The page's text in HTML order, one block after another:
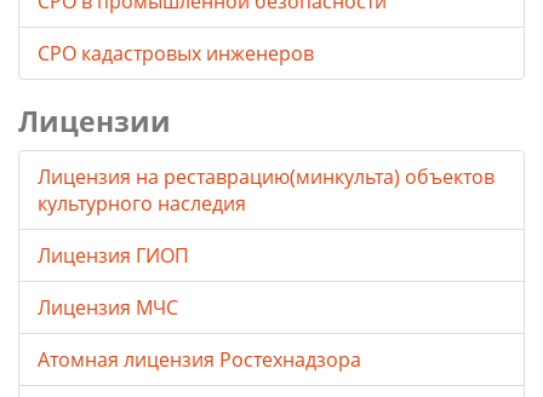
СРО кадастровых инженеров
Лицензии
Лицензия на реставрацию(минкульта) объектов
культурного наследия
Лицензия ГИОП
Лицензия МЧС
Атомная лицензия Ростехнадзора